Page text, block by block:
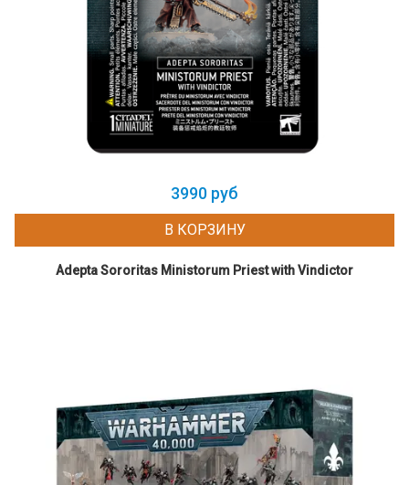
3990 руб
В КОРЗИНУ
Adepta Sororitas Ministorum Priest with Vindictor